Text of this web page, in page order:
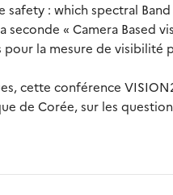
: which spectral
seconde « Camera
la mesure de visibilité
cette conférence
de Corée, sur les